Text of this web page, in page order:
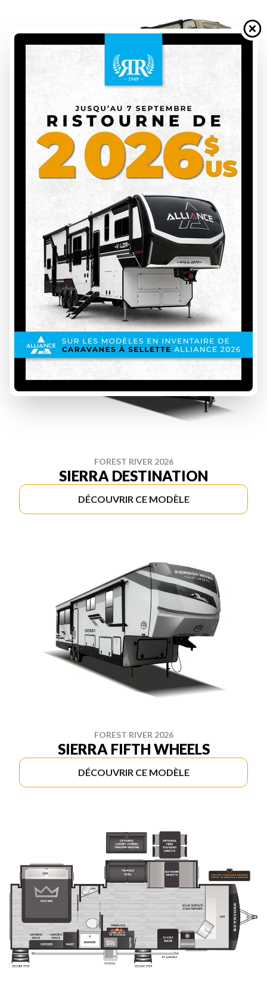
FOREST RIVER 2026
NO BOUNDARIES
3 unités en inventaire
DÉCOUVRIR CE MODÈLE
FOREST RIVER 2026
SIERRA DESTINATION
DÉCOUVRIR CE MODÈLE
FOREST RIVER 2026
SIERRA FIFTH WHEELS
DÉCOUVRIR CE MODÈLE